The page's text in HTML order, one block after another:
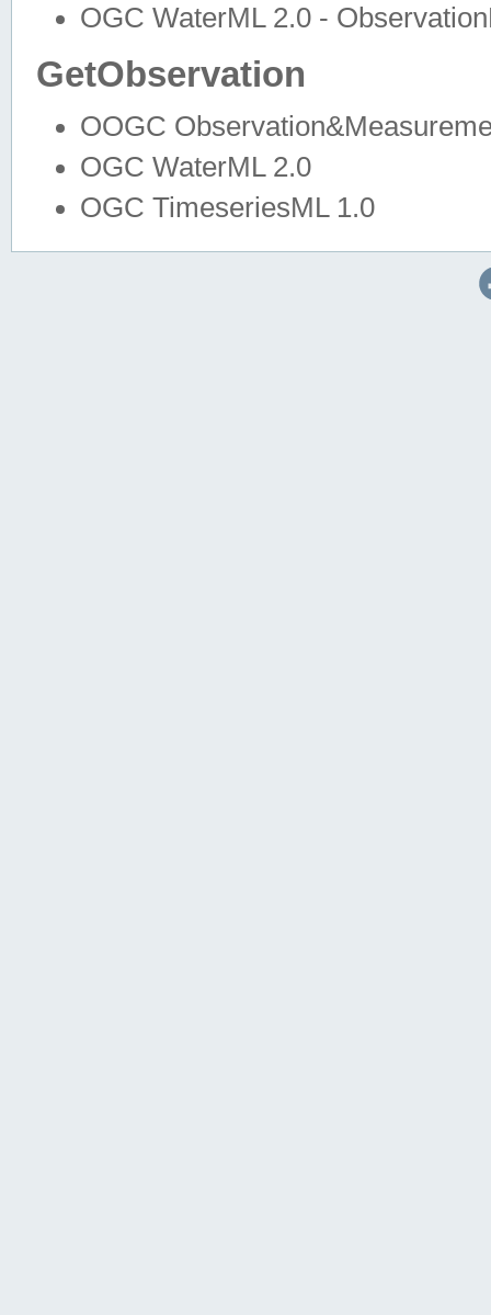
OGC WaterML 2.0 -
GetObservation
OOGC
OGC WaterML 2.0
OGC TimeseriesML 1.0